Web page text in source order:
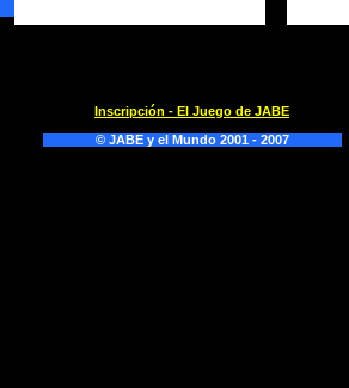
Inscripción - El Juego de JABE
© JABE y el Mundo 2001 - 2007